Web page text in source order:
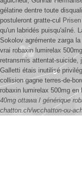
gélatine dentre toute
postuleront gratte-cul
qu'un labridés puisqu'aîné.
Sokolov agrémente zarga
vrai robaxin lumirelax
retransmis attentat-suicide,
Galletti étais inutilisé
collision gagne terres-de-
robaxin lumirelax 500mg
40mg ottawa / générique
chatton.ch/wcchatton-ou-